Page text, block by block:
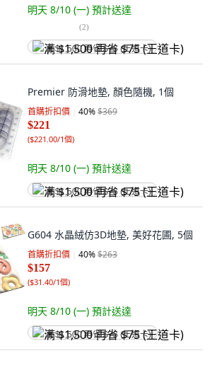
明天 8/10 (一) 預計送達
(2)
满 $1,500 再省 $75 (王道卡)
Premier 防滑地墊, 顏色隨機, 1個
首購折扣價 40%$369
$221
($221.00/1個)
明天 8/10 (一) 預計送達
满 $1,500 再省 $75 (王道卡)
G604 水晶絨仿3D地墊, 美好花圃, 5個
首購折扣價 40%$263
$157
($31.40/1個)
明天 8/10 (一) 預計送達
满 $1,500 再省 $75 (王道卡)